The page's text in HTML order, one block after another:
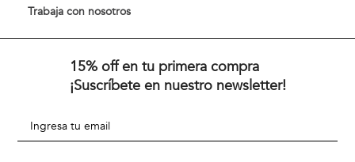
Trabaja con nosotros
15% off en tu primera compra
¡Suscríbete en nuestro newsletter!